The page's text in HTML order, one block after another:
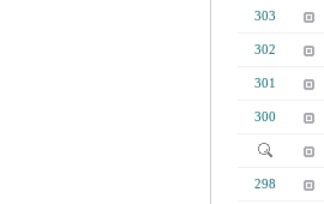
303
302
301
300
298